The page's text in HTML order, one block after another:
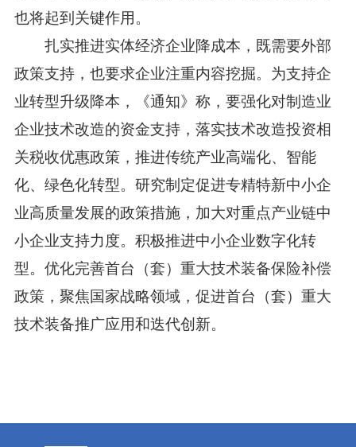
也将起到关键作用。
扎实推进实体经济企业降成本，既需要外部
政策支持，也要求企业注重内容挖掘。为支持企
业转型升级降本，《通知》称，要强化对制造业
企业技术改造的资金支持，落实技术改造投资相
关税收优惠政策，推进传统产业高端化、智能
化、绿色化转型。研究制定促进专精特新中小企
业高质量发展的政策措施，加大对重点产业链中
小企业支持力度。积极推进中小企业数字化转
型。优化完善首台（套）重大技术装备保险补偿
政策，聚焦国家战略领域，促进首台（套）重大
技术装备推广应用和迭代创新。